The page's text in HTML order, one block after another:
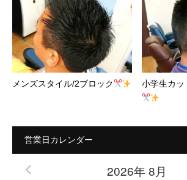
メンズスタイル/2ブロック 小学生カッ
営業日カレンダー
2026年 8月